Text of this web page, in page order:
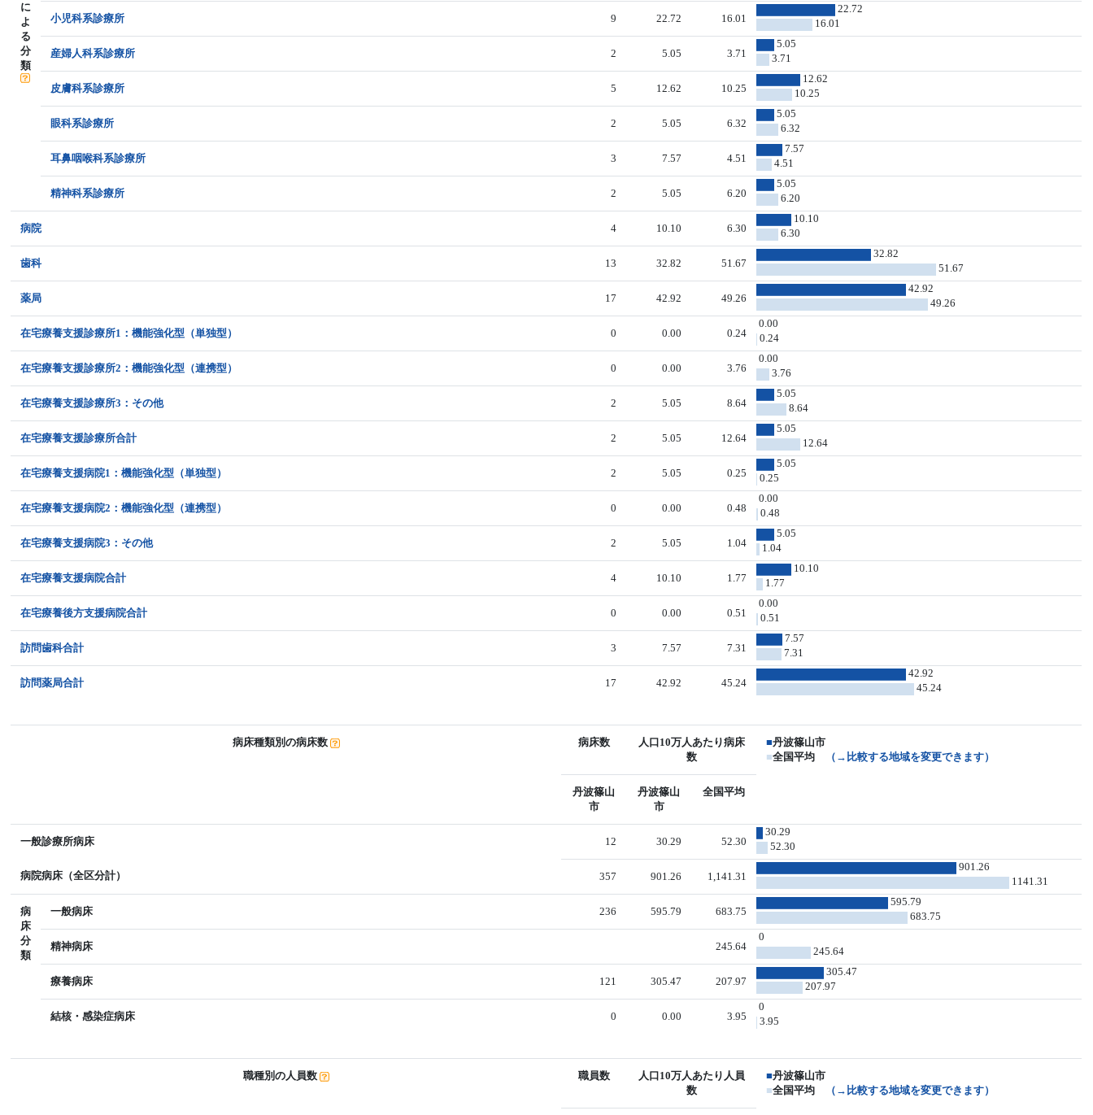
に
よ
る
分
類
小児科系診療所 9 22.72 16.01
22.72
16.01
産婦人科系診療所 2 5.05 3.71
5.05
3.71
皮膚科系診療所 5 12.62 10.25
12.62
10.25
眼科系診療所 2 5.05 6.32
5.05
6.32
耳鼻咽喉科系診療所 3 7.57 4.51
7.57
4.51
精神科系診療所 2 5.05 6.20
5.05
6.20
病院 4 10.10 6.30
10.10
6.30
歯科 13 32.82 51.67
32.82
51.67
薬局 17 42.92 49.26
42.92
49.26
在宅療養支援診療所1：機能強化型（単独型） 0 0.00 0.24
0.00
0.24
在宅療養支援診療所2：機能強化型（連携型） 0 0.00 3.76
0.00
3.76
在宅療養支援診療所3：その他 2 5.05 8.64
5.05
8.64
在宅療養支援診療所合計 2 5.05 12.64
5.05
12.64
在宅療養支援病院1：機能強化型（単独型） 2 5.05 0.25
5.05
0.25
在宅療養支援病院2：機能強化型（連携型） 0 0.00 0.48
0.00
0.48
在宅療養支援病院3：その他 2 5.05 1.04
5.05
1.04
在宅療養支援病院合計 4 10.10 1.77
10.10
1.77
在宅療養後方支援病院合計 0 0.00 0.51
0.00
0.51
訪問歯科合計 3 7.57 7.31
7.57
7.31
訪問薬局合計 17 42.92 45.24
42.92
45.24
病床種類別の病床数 病床数
人口10万人あたり病床
数
■丹波篠山市
■全国平均 （→比較する地域を変更できます）
丹波篠山
市
丹波篠山
市
全国平均
一般診療所病床 12 30.29 52.30
30.29
52.30
病院病床（全区分計） 357 901.26 1,141.31
901.26
1141.31
病
床
分
類
一般病床 236 595.79 683.75
595.79
683.75
精神病床 245.64
0
245.64
療養病床 121 305.47 207.97
305.47
207.97
結核・感染症病床 0 0.00 3.95
0
3.95
職種別の人員数 職員数
人口10万人あたり人員
数
■丹波篠山市
■全国平均 （→比較する地域を変更できます）